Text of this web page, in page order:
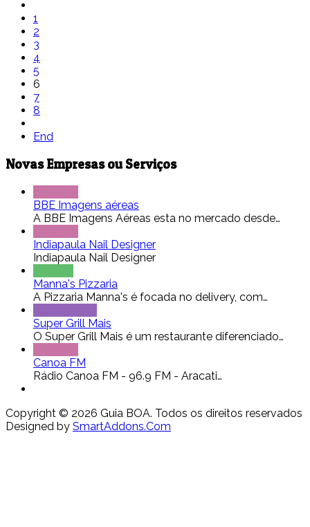
1
2
3
4
5
6
7
8
End
Novas Empresas ou Serviços
BBE Imagens aéreas
A BBE Imagens Aéreas esta no mercado desde…
Indiapaula Nail Designer
Indiapaula Nail Designer
Manna's Pizzaria
A Pizzaria Manna's é focada no delivery, com…
Super Grill Mais
O Super Grill Mais é um restaurante diferenciado…
Canoa FM
Rádio Canoa FM - 96.9 FM - Aracati…
Copyright © 2026 Guia BOA. Todos os direitos reservados
Designed by SmartAddons.Com